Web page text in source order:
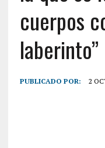
cuerpos
laberinto”
PUBLICADO POR: 2